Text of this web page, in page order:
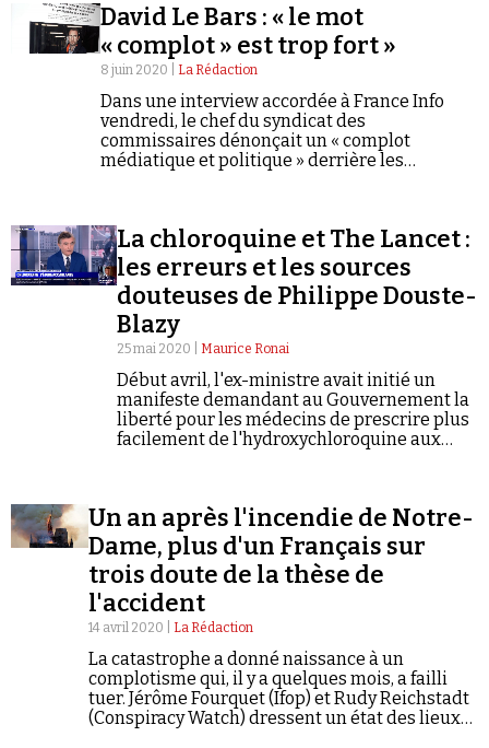
Demander à Vera
Se connecter
David Le Bars : « le mot
« complot » est trop fort »
8 juin 2020 | La Rédaction
Dans une interview accordée à France Info
vendredi, le chef du syndicat des
commissaires dénonçait un « complot
médiatique et politique » derrière les
La chloroquine et The Lancet :
les erreurs et les sources
douteuses de Philippe Douste-
Blazy
25 mai 2020 | Maurice Ronai
Début avril, l'ex-ministre avait initié un
manifeste demandant au Gouvernement la
liberté pour les médecins de prescrire plus
facilement de l'hydroxychloroquine aux
Un an après l'incendie de Notre-
Dame, plus d'un Français sur
trois doute de la thèse de
l'accident
14 avril 2020 | La Rédaction
La catastrophe a donné naissance à un
complotisme qui, il y a quelques mois, a failli
tuer. Jérôme Fourquet (Ifop) et Rudy Reichstadt
(Conspiracy Watch) dressent un état des lieux